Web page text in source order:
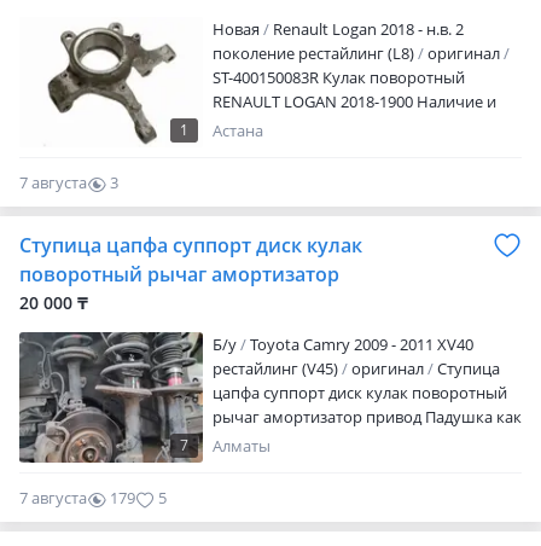
1
Новая
Renault Logan 2018 - н.в. 2
поколение рестайлинг (L8)
оригинал
ST-400150083R Кулак поворотный
RENAULT LOGAN 2018-1900 Наличие и
актуальную цену уточняйте у
Астана
7 августа
3
0
Ступица цапфа суппорт диск кулак
поворотный рычаг амортизатор
20 000 ₸
7
Б/y
Toyota Camry 2009 - 2011 XV40
рестайлинг (V45)
оригинал
Ступица
цапфа суппорт диск кулак поворотный
рычаг амортизатор привод Падушка как
на фото стает все есть наличие и
Алматы
7 августа 179 5